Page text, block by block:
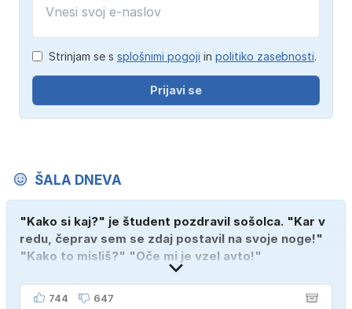
Strinjam se s splošnimi pogoji in politiko zasebnosti.
Prijavi se
ŠALA DNEVA
"Kako si kaj?" je študent pozdravil sošolca. "Kar v
redu, čeprav sem se zdaj postavil na svoje noge!"
"Kako to misliš?" "Oče mi je vzel avto!"
744 647